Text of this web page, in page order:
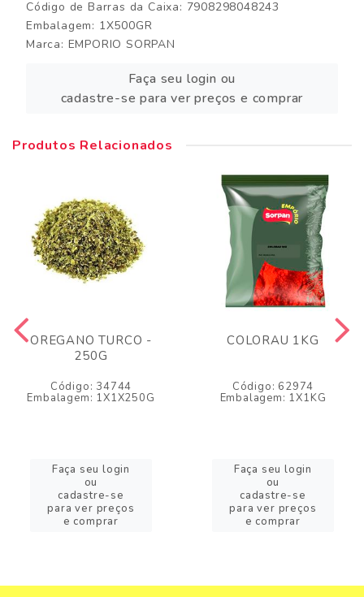
Código de Barras da Caixa: 7908298048243
Embalagem: 1X500GR
Marca: EMPORIO SORPAN
Faça seu login ou
cadastre-se para ver preços e comprar
Produtos Relacionados
OREGANO TURCO -
250G
Código: 34744
Embalagem: 1X1X250G
Faça seu login
ou
cadastre-se
para ver preços
e comprar
COLORAU 1KG
Código: 62974
Embalagem: 1X1KG
Faça seu login
ou
cadastre-se
para ver preços
e comprar